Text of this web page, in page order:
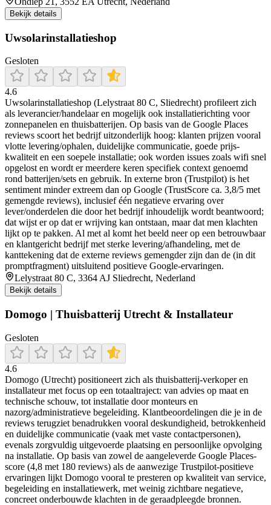
Bekijk details
Uwsolarinstallatieshop
Gesloten
4.6
Uwsolarinstallatieshop (Lelystraat 80 C, Sliedrecht) profileert zich
als leverancier/handelaar en mogelijk ook installatierichting voor
zonnepanelen en thuisbatterijen. Op basis van de Google Places
reviews scoort het bedrijf uitzonderlijk hoog: klanten prijzen vooral
vlotte levering/ophalen, duidelijke communicatie, goede prijs-
kwaliteit en een soepele installatie; ook worden issues zoals wifi snel
opgelost en wordt er meerdere keren specifiek context genoemd
rond batterijen/sets en gebruik. In externe bron (Trustpilot) is het
sentiment minder extreem dan op Google (TrustScore ca. 3,8/5 met
gemengde reviews), inclusief één negatieve ervaring over
lever/onderdelen die door het bedrijf inhoudelijk wordt beantwoord;
dat wijst er op dat er wrijving kan ontstaan, maar dat men klachten
lijkt op te pakken. Al met al komt het beeld neer op een betrouwbaar
en klantgericht bedrijf met sterke levering/afhandeling, met de
kanttekening dat de externe reviews gemengder zijn dan de (in dit
promptfragment) uitsluitend positieve Google-ervaringen.
Lelystraat 80 C, 3364 AJ Sliedrecht, Nederland
Bekijk details
Domogo | Thuisbatterij Utrecht & Installateur
Gesloten
4.6
Domogo (Utrecht) positioneert zich als thuisbatterij-verkoper en
installateur met focus op een totaaltraject: van advies op maat en
technische schouw, tot installatie door monteurs en
nazorg/administratieve begeleiding. Klantbeoordelingen die je in de
reviews terugziet benadrukken vooral deskundigheid, betrokkenheid
en duidelijke communicatie (vaak met vaste contactpersonen),
evenals zorgvuldig uitgevoerde plaatsing en persoonlijke opvolging
na installatie. Op basis van zowel de aangeleverde Google Places-
score (4,8 met 180 reviews) als de aanwezige Trustpilot-positieve
ervaringen lijkt Domogo vooral te presteren op kwaliteit van service,
begeleiding en installatiewerk, met weinig zichtbare negatieve,
concreet onderbouwde klachten in de geraadpleegde bronnen.